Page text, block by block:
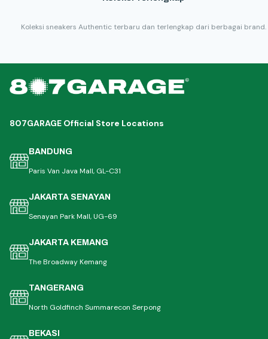
Koleksi sneakers Authentic terbaru dan terlengkap dari berbagai brand.
807GARAGE Official Store Locations
BANDUNG
Paris Van Java Mall, GL-C31
JAKARTA SENAYAN
Senayan Park Mall, UG-69
JAKARTA KEMANG
The Broadway Kemang
TANGERANG
North Goldfinch Summarecon Serpong
BEKASI